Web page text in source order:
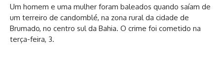
Um homem e uma mulher foram baleados quando saíam de
um terreiro de candomblé, na zona rural da cidade de
Brumado, no centro sul da Bahia. O crime foi cometido na
terça-feira, 3.